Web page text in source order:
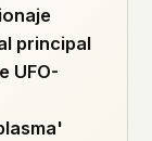
plain
When
is
principal
UFO-